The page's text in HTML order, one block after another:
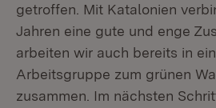
getroffen. Mit Katalonien
Jahren eine gute und enge
arbeiten wir auch bereits in
Arbeitsgruppe zum grünen
zusammen. Im nächsten